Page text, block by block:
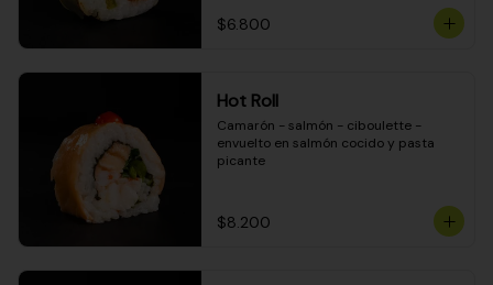
$6.800
Hot Roll
Camarón - salmón - ciboulette -
envuelto en salmón cocido y pasta
picante
$8.200